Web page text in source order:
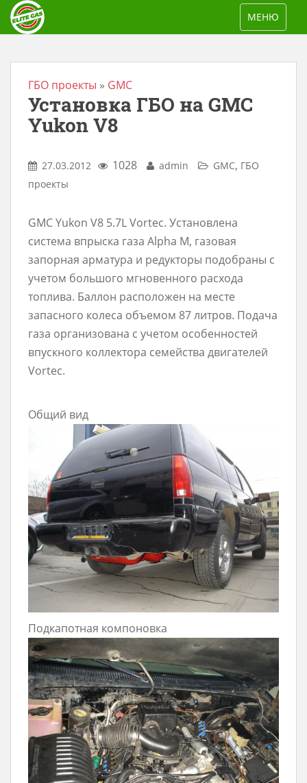
TOGGLE
МЕНЮ
ГБО проекты » GMC
Установка ГБО на GMC
Yukon V8
27.03.2012 1028 admin GMC, ГБО
проекты
GMC Yukon V8 5.7L Vortec. Установлена
система впрыска газа Alpha M, газовая
запорная арматура и редукторы подобраны с
учетом большого мгновенного расхода
топлива. Баллон расположен на месте
запасного колеса объемом 87 литров. Подача
газа организована с учетом особенностей
впускного коллектора семейства двигателей
Vortec.
Общий вид
Подкапотная компоновка